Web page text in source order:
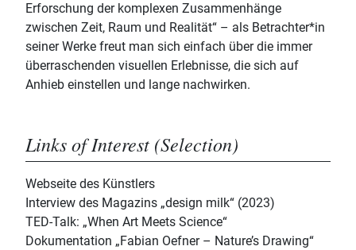
Erforschung der komplexen Zusammenhänge
zwischen Zeit, Raum und Realität“ – als Betrachter*in
seiner Werke freut man sich einfach über die immer
überraschenden visuellen Erlebnisse, die sich auf
Anhieb einstellen und lange nachwirken.
Links of Interest (Selection)
Webseite des Künstlers
Interview des Magazins „design milk“ (2023)
TED-Talk: „When Art Meets Science“
Dokumentation „Fabian Oefner – Nature’s Drawing“